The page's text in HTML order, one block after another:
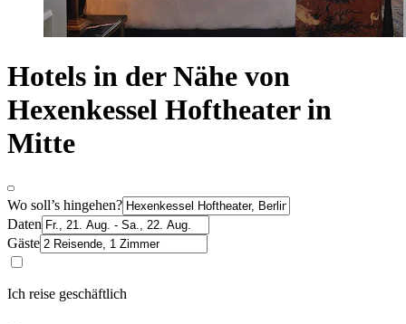
Hotels in der Nähe von
Hexenkessel Hoftheater in
Mitte
Wo soll’s hingehen?
Daten
Gäste
Ich reise geschäftlich